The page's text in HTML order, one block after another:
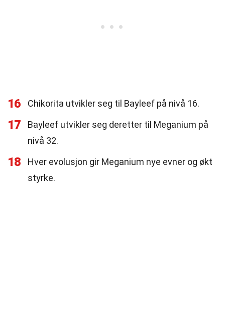
16 Chikorita utvikler seg til Bayleef på nivå 16.
17
Bayleef utvikler seg deretter til Meganium på
nivå 32.
18
Hver evolusjon gir Meganium nye evner og økt
styrke.